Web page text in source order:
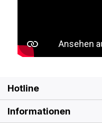
Hotline
Informationen